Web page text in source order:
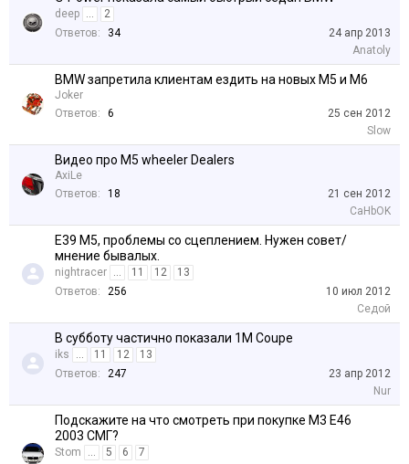
deep ...
2
Ответов:
34
24 апр 2013
Anatoly
BMW запретила клиентам ездить на новых M5 и M6
Joker
Ответов:
6
25 сен 2012
Slow
Видео про M5 wheeler Dealers
AxiLe
Ответов:
18
21 сен 2012
CaHbOK
Е39 М5, проблемы со сцеплением. Нужен совет/
мнение бывалых.
nightracer ... 11 12
13
Ответов:
256
10 июл 2012
Седой
В субботу частично показали 1M Coupe
iks ... 11 12
13
Ответов:
247
23 апр 2012
Nur
Подскажите на что смотреть при покупке М3 Е46
2003 СМГ?
Stom ... 5 6
7